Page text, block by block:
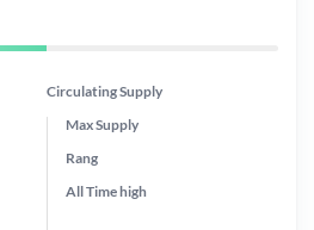
Circulating Supply
Max Supply
Rang
All Timehigh